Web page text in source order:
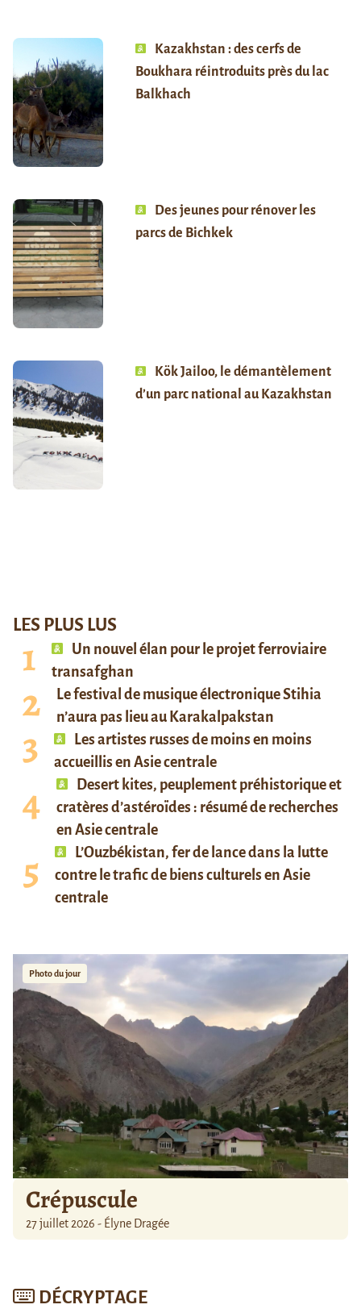
Kazakhstan : des cerfs de
Boukhara réintroduits près du lac
Balkhach
Des jeunes pour rénover les
parcs de Bichkek
Kök Jailoo, le démantèlement
d’un parc national au Kazakhstan
LES PLUS LUS
Un nouvel élan pour le projet ferroviaire
transafghan
Le festival de musique électronique Stihia
n’aura pas lieu au Karakalpakstan
Les artistes russes de moins en moins
accueillis en Asie centrale
Desert kites, peuplement préhistorique et
cratères d’astéroïdes : résumé de recherches
en Asie centrale
L’Ouzbékistan, fer de lance dans la lutte
contre le trafic de biens culturels en Asie
centrale
Photo du jour
Crépuscule
27 juillet 2026 - Élyne Dragée
DÉCRYPTAGE